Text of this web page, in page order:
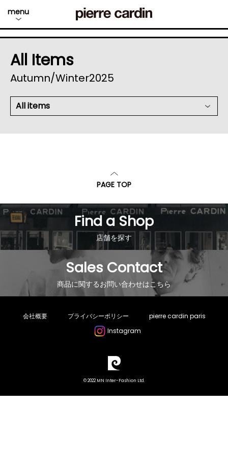
menu
All Items
Autumn/Winter2025
All items
PAGE TOP
Find a Shop
店舗を探す
Sales Contact
商品に関するお問い合わせはこちら
会社概要 プライバシーポリシー
pierre cardin paris
Instagram
© 2022 MN Inter-Fashion Ltd.